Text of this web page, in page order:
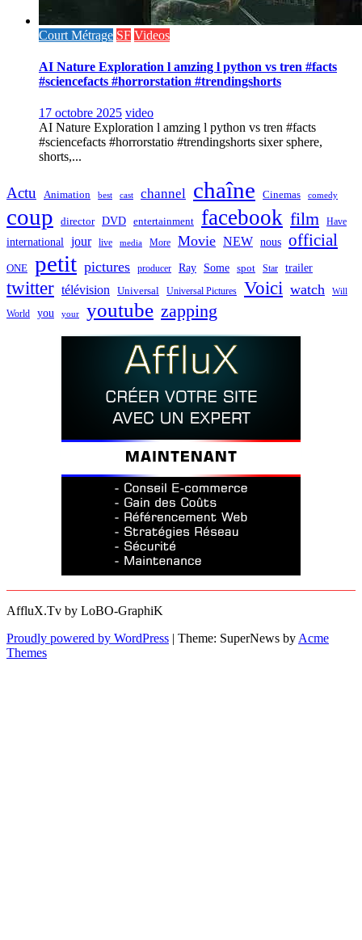
Court Métrage SF Videos
AI Nature Exploration l amzing l python vs tren #facts
#sciencefacts #horrorstation #trendingshorts
17 octobre 2025 video
AI Nature Exploration l amzing l python vs tren #facts
#sciencefacts #horrorstatio #trendingshorts sixer sphere,
shorts,...
Actu Animation best cast channel chaîne Cinemas comedy
coup director DVD entertainment facebook film Have
international jour live media More Movie NEW nous official
ONE petit pictures producer Ray Some spot Star trailer
twitter télévision Universal Universal Pictures Voici watch Will
World you your youtube zapping
AffluX.Tv by LoBO-GraphiK
Proudly powered by WordPress | Theme: SuperNews by Acme
Themes